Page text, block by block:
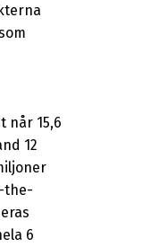
når 15,6
12
the-
6